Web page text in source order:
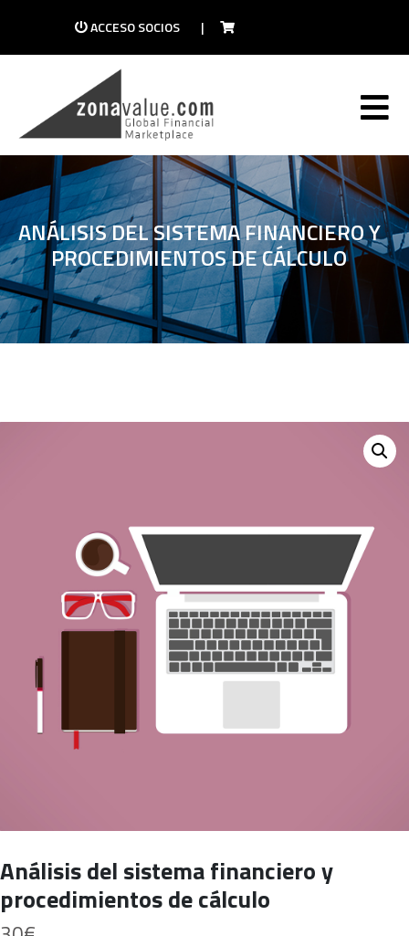
ACCESO SOCIOS |
ANÁLISIS DEL SISTEMA FINANCIERO Y
PROCEDIMIENTOS DE CÁLCULO
Análisis del sistema financiero y
procedimientos de cálculo